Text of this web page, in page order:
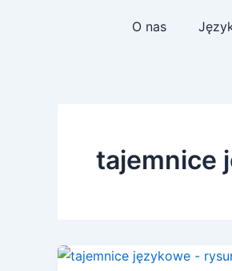
O nas
tajemnice